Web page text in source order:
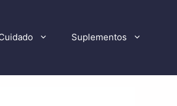
Suplementos